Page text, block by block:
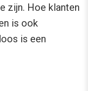
zijn. Hoe klanten
is ook
is een